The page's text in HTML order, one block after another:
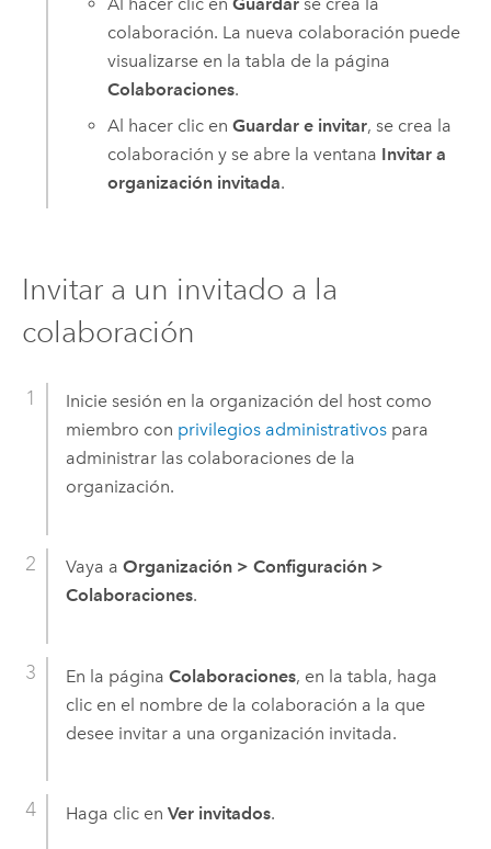
colaboración. La nueva colaboración puede
visualizarse en la tabla de la página
Colaboraciones.
Al hacer clic enGuardar e invitar, se crea la
colaboración y se abre la ventana Invitar a
organización invitada.
Invitar a un invitado a la
colaboración
Inicie sesión en la organización del host como
miembro con privilegios administrativospara
administrar las colaboraciones de la
organización.
Vaya a Organización > Configuración >
Colaboraciones.
En la página Colaboraciones, en la tabla, haga
clic en el nombre de la colaboración a la que
desee invitar a una organización invitada.
Haga clic en Ver invitados.